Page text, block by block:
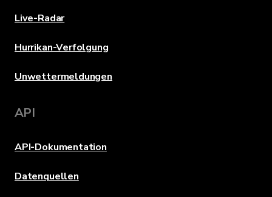
Live-Radar
Hurrikan-Verfolgung
Unwettermeldungen
API
API-Dokumentation
Datenquellen